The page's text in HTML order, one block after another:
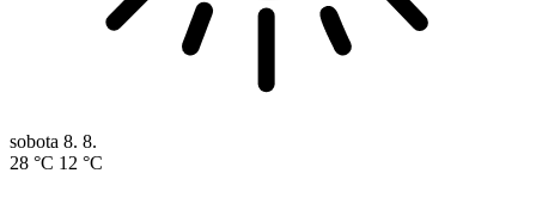
sobota 8. 8.
28 °C 12 °C